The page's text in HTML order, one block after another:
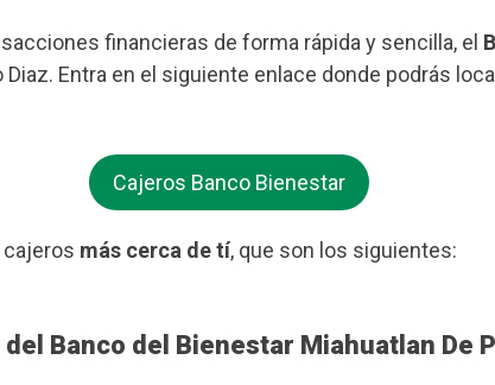
financieras de forma rápida y sencilla, el
Diaz. Entra en el siguiente enlace donde podrás
Cajeros Banco Bienestar
más cerca de tí, que son los siguientes:
Banco del Bienestar Miahuatlan De